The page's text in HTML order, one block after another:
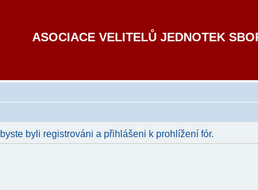
ASOCIACE VELITELŮ JEDNOTEK
byli registrováni a přihlášeni k prohlížení fór.